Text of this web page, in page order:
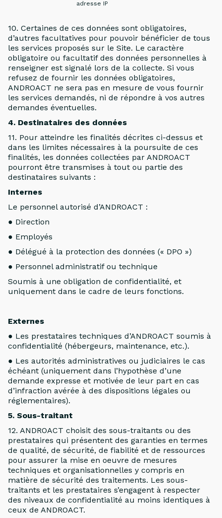
adresse IP
10. Certaines de ces données sont obligatoires,
d’autres facultatives pour pouvoir bénéficier de tous
les services proposés sur le Site. Le caractère
obligatoire ou facultatif des données personnelles à
renseigner est signalé lors de la collecte. Si vous
refusez de fournir les données obligatoires,
ANDROACT ne sera pas en mesure de vous fournir
les services demandés, ni de répondre à vos autres
demandes éventuelles.
4. Destinataires des données
11. Pour atteindre les finalités décrites ci-dessus et
dans les limites nécessaires à la poursuite de ces
finalités, les données collectées par ANDROACT
pourront être transmises à tout ou partie des
destinataires suivants :
Internes
Le personnel autorisé d’ANDROACT :
● Direction
● Employés
● Délégué à la protection des données (« DPO »)
● Personnel administratif ou technique
Soumis à une obligation de confidentialité, et
uniquement dans le cadre de leurs fonctions.
Externes
● Les prestataires techniques d’ANDROACT soumis à
confidentialité (hébergeurs, maintenance, etc.).
● Les autorités administratives ou judiciaires le cas
échéant (uniquement dans l’hypothèse d’une
demande expresse et motivée de leur part en cas
d’infraction avérée à des dispositions légales ou
réglementaires).
5. Sous-traitant
12. ANDROACT choisit des sous-traitants ou des
prestataires qui présentent des garanties en termes
de qualité, de sécurité, de fiabilité et de ressources
pour assurer la mise en oeuvre de mesures
techniques et organisationnelles y compris en
matière de sécurité des traitements. Les sous-
traitants et les prestataires s’engagent à respecter
des niveaux de confidentialité au moins identiques à
ceux de ANDROACT.